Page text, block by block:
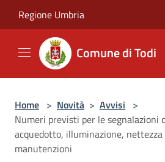
Regione Umbria
Comune di Todi
Home > Novità > Avvisi >
Numeri previsti per le segnalazioni
acquedotto, illuminazione,
manutenzioni